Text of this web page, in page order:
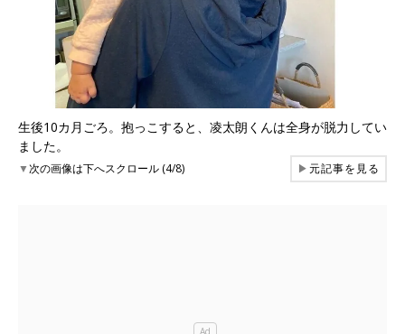
生後10カ月ごろ。抱っこすると、凌太朗くんは全身が脱力してい
ました。
▼次の画像は下へスクロール (4/8) ▶元記事を見る